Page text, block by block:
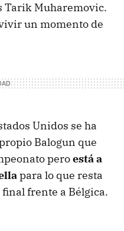
Tarik Muharemovic.
un momento de
Unidos se ha
Balogun que
peroestá a
para lo que resta
frente a Bélgica.